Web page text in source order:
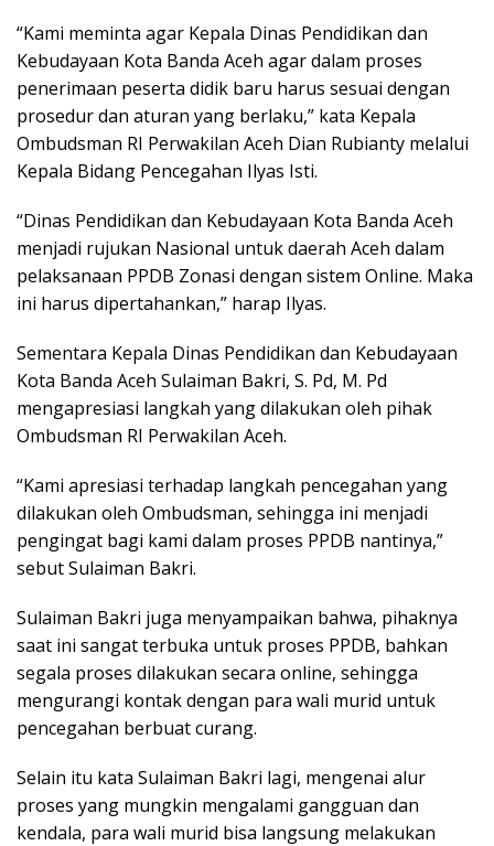
“Kami meminta agar Kepala Dinas Pendidikan dan
Kebudayaan Kota Banda Aceh agar dalam proses
penerimaan peserta didik baru harus sesuai dengan
prosedur dan aturan yang berlaku,” kata Kepala
Ombudsman RI Perwakilan Aceh Dian Rubianty melalui
Kepala Bidang Pencegahan Ilyas Isti.
“Dinas Pendidikan dan Kebudayaan Kota Banda Aceh
menjadi rujukan Nasional untuk daerah Aceh dalam
pelaksanaan PPDB Zonasi dengan sistem Online. Maka
ini harus dipertahankan,” harap Ilyas.
Sementara Kepala Dinas Pendidikan dan Kebudayaan
Kota Banda Aceh Sulaiman Bakri, S. Pd, M. Pd
mengapresiasi langkah yang dilakukan oleh pihak
Ombudsman RI Perwakilan Aceh.
“Kami apresiasi terhadap langkah pencegahan yang
dilakukan oleh Ombudsman, sehingga ini menjadi
pengingat bagi kami dalam proses PPDB nantinya,”
sebut Sulaiman Bakri.
Sulaiman Bakri juga menyampaikan bahwa, pihaknya
saat ini sangat terbuka untuk proses PPDB, bahkan
segala proses dilakukan secara online, sehingga
mengurangi kontak dengan para wali murid untuk
pencegahan berbuat curang.
Selain itu kata Sulaiman Bakri lagi, mengenai alur
proses yang mungkin mengalami gangguan dan
kendala, para wali murid bisa langsung melakukan